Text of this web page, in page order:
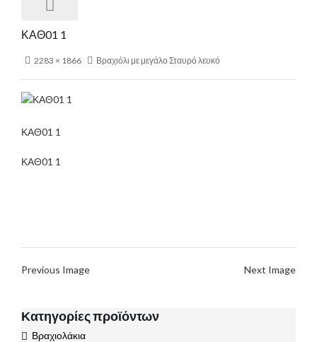
ΚΑΘ01 1
2283 × 1866 Βραχιόλι με μεγάλο Σταυρό λευκό
ΚΑΘ01 1
ΚΑΘ01 1
Previous Image Next Image
Κατηγορίες προϊόντων
Βραχιολάκια